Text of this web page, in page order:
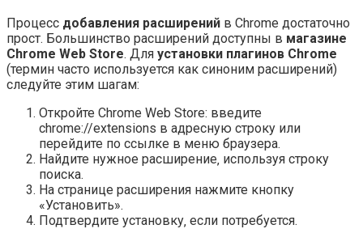
Процесс добавления расширений в Chrome достаточно
прост. Большинство расширений доступны в магазине
Chrome Web Store. Для установки плагинов Chrome
(термин часто используется как синоним расширений)
следуйте этим шагам:
Откройте Chrome Web Store: введите
chrome://extensions в адресную строку или
перейдите по ссылке в меню браузера.
Найдите нужное расширение‚ используя строку
поиска.
На странице расширения нажмите кнопку
«Установить».
Подтвердите установку‚ если потребуется.